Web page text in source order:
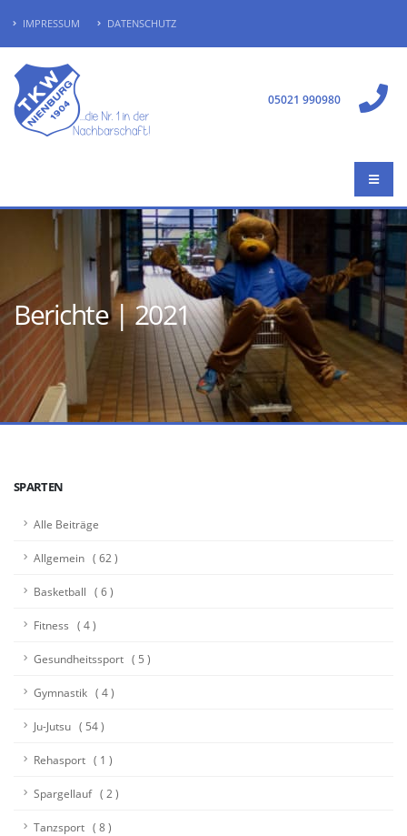
IMPRESSUM DATENSCHUTZ
05021 990980
Berichte | 2021
SPARTEN
Alle Beiträge
Allgemein ( 62 )
Basketball ( 6 )
Fitness ( 4 )
Gesundheitssport ( 5 )
Gymnastik ( 4 )
Ju-Jutsu ( 54 )
Rehasport ( 1 )
Spargellauf ( 2 )
Tanzsport ( 8 )